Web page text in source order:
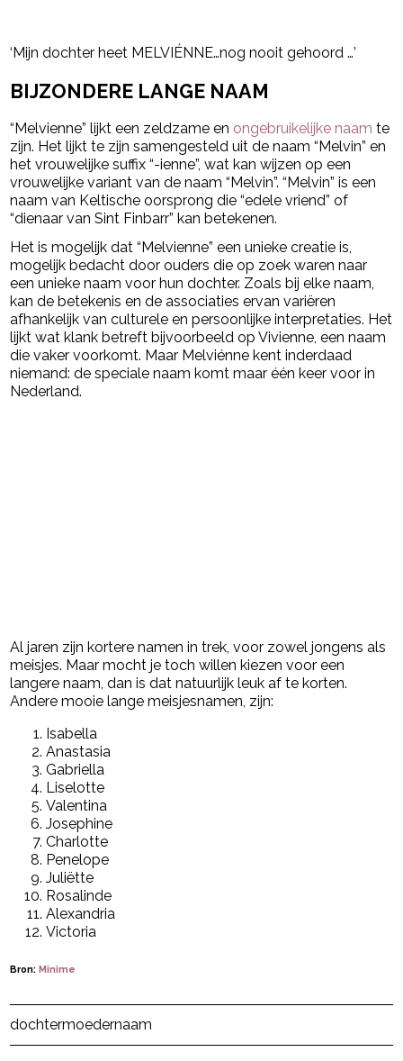
‘Mijn dochter heet MELVIÉNNE…nog nooit gehoord …’
BIJZONDERE LANGE NAAM
“Melvienne” lijkt een zeldzame en ongebruikelijke naam te
zijn. Het lijkt te zijn samengesteld uit de naam “Melvin” en
het vrouwelijke suffix “-ienne”, wat kan wijzen op een
vrouwelijke variant van de naam “Melvin”. “Melvin” is een
naam van Keltische oorsprong die “edele vriend” of
“dienaar van Sint Finbarr” kan betekenen.
Het is mogelijk dat “Melvienne” een unieke creatie is,
mogelijk bedacht door ouders die op zoek waren naar
een unieke naam voor hun dochter. Zoals bij elke naam,
kan de betekenis en de associaties ervan variëren
afhankelijk van culturele en persoonlijke interpretaties. Het
lijkt wat klank betreft bijvoorbeeld op Vivienne, een naam
die vaker voorkomt. Maar Melviénne kent inderdaad
niemand: de speciale naam komt maar één keer voor in
Nederland.
Al jaren zijn kortere namen in trek, voor zowel jongens als
meisjes. Maar mocht je toch willen kiezen voor een
langere naam, dan is dat natuurlijk leuk af te korten.
Andere mooie lange meisjesnamen, zijn:
Isabella
Anastasia
Gabriella
Liselotte
Valentina
Josephine
Charlotte
Penelope
Juliëtte
Rosalinde
Alexandria
Victoria
Bron: Minime
Post Views: 6.340
dochtermoedernaam